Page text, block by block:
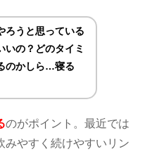
ろうと思っている
いの？どのタイミ
のかしら…寝る
のがポイント。最近では
みやすく続けやすいリン